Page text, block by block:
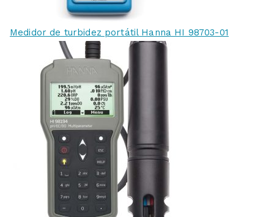
Medidor de turbidez portátil Hanna HI 98703-01